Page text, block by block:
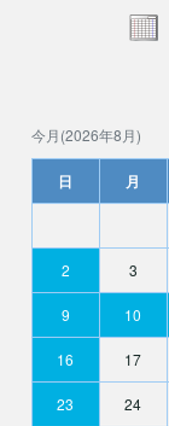
今月(2026年8月)
日 月
2 3
9 10
16 17
23 24